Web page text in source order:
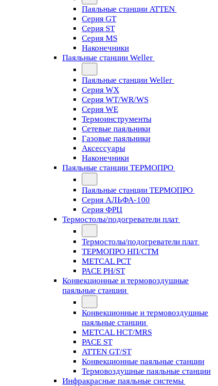
Паяльные станции ATTEN
Серия GT
Серия ST
Серия MS
Наконечники
Паяльные станции Weller
Паяльные станции Weller
Серия WX
Серия WT/WR/WS
Серия WE
Термоинструменты
Сетевые паяльники
Газовые паяльники
Аксессуары
Наконечники
Паяльные станции ТЕРМОПРО
Паяльные станции ТЕРМОПРО
Серия АЛЬФА-100
Серия ФРЦ
Термостолы/подогреватели плат
Термостолы/подогреватели плат
ТЕРМОПРО НП/СТМ
METCAL PCT
PACE PH/ST
Конвекционные и термовоздушные
паяльные станции
Конвекционные и термовоздушные
паяльные станции
METCAL HCT/MRS
PACE ST
ATTEN GT/ST
Конвекционные паяльные станции
Термовоздушные паяльные станции
Инфракрасные паяльные системы